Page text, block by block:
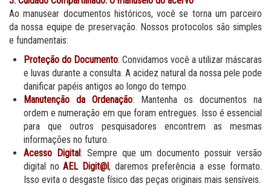
Ao manusear documentos históricos, você se torna um parceiro
da nossa equipe de preservação. Nossos protocolos são simples
e fundamentais:
Proteção do Documento: Convidamos você a utilizar máscaras
e luvas durante a consulta. A acidez natural da nossa pele pode
danificar papéis antigos ao longo do tempo.
Manutenção da Ordenação: Mantenha os documentos na
ordem e numeração em que foram entregues. Isso é essencial
para que outros pesquisadores encontrem as mesmas
informações no futuro.
Acesso Digital: Sempre que um documento possuir versão
digital noAEL Digit@l, daremos preferência a esse formato.
Isso evita o desgaste físico das peças originais mais sensíveis.